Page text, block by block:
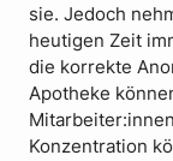
sie. Jedoch
heutigen Zeit
die korrekte
Apotheke
Konzentration